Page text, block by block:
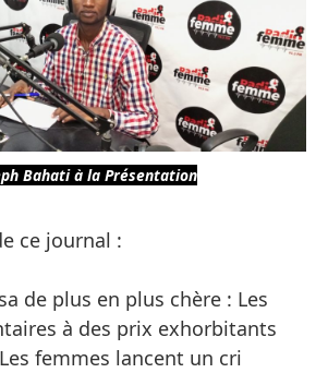
Bahati à la Présentation
ce journal :
de plus en plus chère : Les
à des prix exhorbitants
femmes lancent un cri